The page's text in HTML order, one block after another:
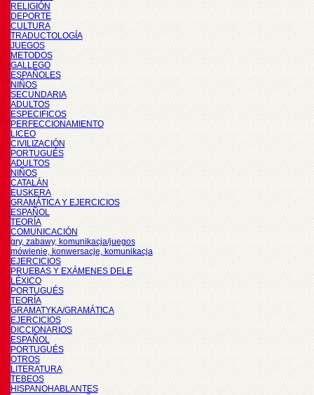
RELIGIÓN
DEPORTE
CULTURA
TRADUCTOLOGÍA
JUEGOS
METODOS
GALLEGO
ESPAÑOLES
NIÑOS
SECUNDARIA
ADULTOS
ESPECIFICOS
PERFECCIONAMIENTO
LICEO
CIVILIZACIÓN
PORTUGUÉS
ADULTOS
NIÑOS
CATALÁN
EUSKERA
GRAMÁTICA Y EJERCICIOS
ESPAÑOL
TEORÍA
COMUNICACIÓN
gry, zabawy, komunikacja/juegos
mówienie, konwersacje, komunikacja
EJERCICIOS
PRUEBAS Y EXÁMENES DELE
LÉXICO
PORTUGUÉS
TEORÍA
GRAMATYKA/GRAMÁTICA
EJERCICIOS
DICCIONARIOS
ESPAÑOL
PORTUGUÉS
OTROS
LITERATURA
TEBEOS
HISPANOHABLANTES